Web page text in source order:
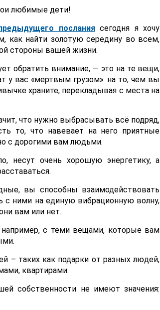
любимые дети!
посланиясегодня я хочу
как найти золотую середину во всем,
стороны вашей жизни.
обратить внимание, — это на те вещи,
у вас «мертвым грузом»: на то, чем вы
храните, перекладывая с места на
что нужно выбрасывать всё подряд,
то, что навевает на него приятные
с дорогими вам людьми.
несут очень хорошую энергетику, а
вы способны взаимодействовать
ними на единую вибрационную волну,
вам или нет.
с теми вещами, которые вам
– таких как подарки от разных людей,
квартирами.
собственности не имеют значения: